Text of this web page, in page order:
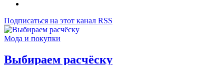
Подписаться на этот канал RSS
Мода и покупки
Выбираем расчёску